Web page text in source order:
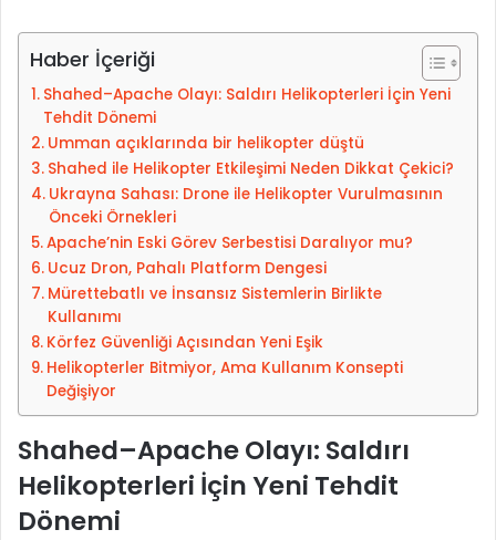
-
p
o
a
g
ö
n
d
r
m
k
Haber İçeriği
Shahed–Apache Olayı: Saldırı Helikopterleri İçin Yeni
Tehdit Dönemi
Umman açıklarında bir helikopter düştü
Shahed ile Helikopter Etkileşimi Neden Dikkat Çekici?
Ukrayna Sahası: Drone ile Helikopter Vurulmasının
Önceki Örnekleri
Apache’nin Eski Görev Serbestisi Daralıyor mu?
Ucuz Dron, Pahalı Platform Dengesi
Mürettebatlı ve İnsansız Sistemlerin Birlikte
Kullanımı
Körfez Güvenliği Açısından Yeni Eşik
Helikopterler Bitmiyor, Ama Kullanım Konsepti
Değişiyor
Shahed–Apache Olayı: Saldırı
Helikopterleri İçin Yeni Tehdit
Dönemi